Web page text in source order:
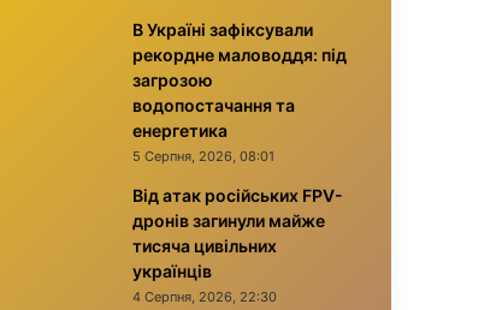
В Україні зафіксували
рекордне маловоддя: під
загрозою
водопостачання та
енергетика
5 Серпня, 2026, 08:01
Від атак російських FPV-
дронів загинули майже
тисяча цивільних
українців
4 Серпня, 2026, 22:30